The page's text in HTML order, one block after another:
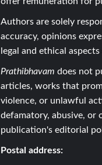
Authors are solely
accuracy, opinions
legal and ethical
Prathibhavam does not
articles, works that
violence, or unlawful
defamatory, abusive,
publication's editorial
Postal address: